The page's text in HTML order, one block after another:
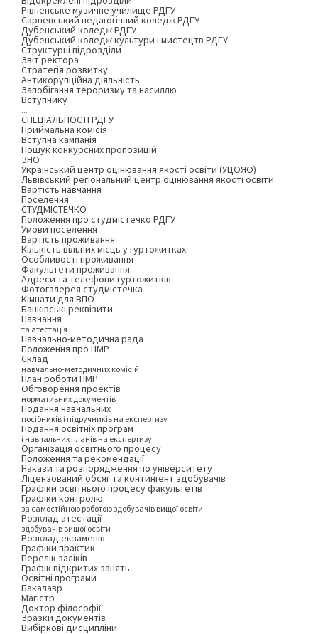
Рівненське музичне училище РДГУ
Сарненський педагогічний коледж РДГУ
Дубенський коледж РДГУ
Дубенський коледж культури і мистецтв РДГУ
Структурні підрозділи
Звіт ректора
Стратегія розвитку
Антикорупційна діяльність
Запобігання тероризму та насиллю
Вступнику
...
СПЕЦІАЛЬНОСТІ РДГУ
Приймальна комісія
Вступна кампанія
Пошук конкурсних пропозицій
ЗНО
Український центр оцінювання якості освіти (УЦОЯО)
Львівський регіональний центр оцінювання якості освіти
Вартість навчання
Поселення
СТУДМІСТЕЧКО
Положення про студмістечко РДГУ
Умови поселення
Вартість проживання
Кількість вільних місць у гуртожитках
Особливості проживання
Факультети проживання
Адреси та телефони гуртожитків
Фотогалерея студмістечка
Кімнати для ВПО
Банківські реквізити
Навчання
та атестація
Навчально-методична рада
Положення про НМР
Склад
навчально-методичних комісій
План роботи НМР
Обговорення проектів
нормативних документів
Подання навчальних
посібників і підручників на експертизу
Подання освітніх програм
і навчальних планів на експертизу
Організація освітнього процесу
Положення та рекомендації
Накази та розпорядження по університету
Ліцензований обсяг та контингент здобувачів
Графіки освітнього процесу факультетів
Графіки контролю
за самостійною роботою здобувачів вищої освіти
Розклад атестації
здобувачів вищої освіти
Розклад екзаменів
Графіки практик
Перелік заліків
Графік відкритих занять
Освітні програми
Бакалавр
Магістр
Доктор філософії
Зразки документів
Вибіркові дисципліни